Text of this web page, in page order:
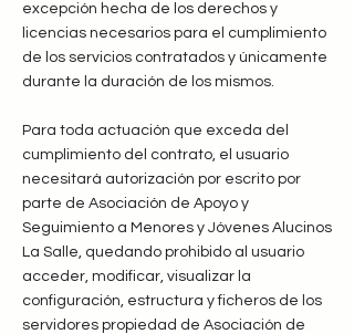
excepción hecha de los derechos y
licencias necesarios para el cumplimiento
de los servicios contratados y únicamente
durante la duración de los mismos.
Para toda actuación que exceda del
cumplimiento del contrato, el usuario
necesitará autorización por escrito por
parte de Asociación de Apoyo y
Seguimiento a Menores y Jóvenes Alucinos
La Salle, quedando prohibido al usuario
acceder, modificar, visualizar la
configuración, estructura y ficheros de los
servidores propiedad de Asociación de